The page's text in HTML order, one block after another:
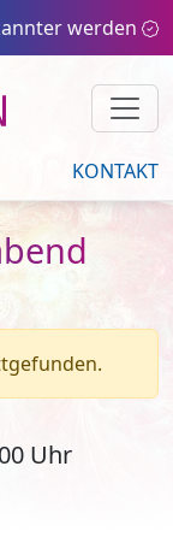
werden
KONTAKT
Uhr